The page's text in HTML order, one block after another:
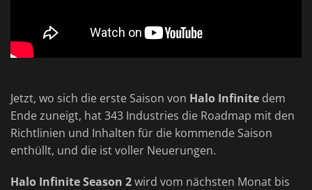
Jetzt, wo sich die erste Saison von Halo Infinite dem
Ende zuneigt, hat 343 Industries die Roadmap mit den
Richtlinien und Inhalten für die kommende Saison
enthüllt, und die ist voller Neuerungen.
Halo Infinite Season 2wird vom nächsten Monat bis